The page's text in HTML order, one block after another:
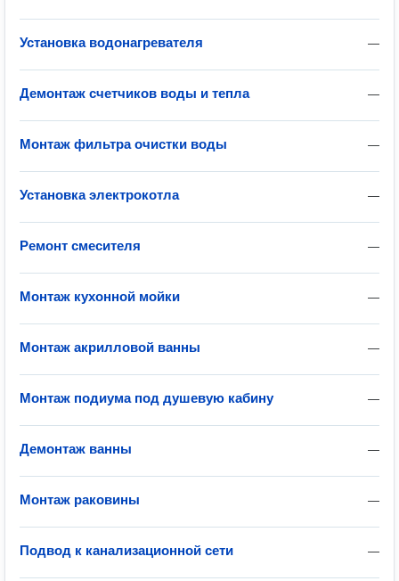
—
Установка водонагревателя
—
Демонтаж счетчиков воды и тепла
—
Монтаж фильтра очистки воды
—
Установка электрокотла
—
Ремонт смесителя
—
Монтаж кухонной мойки
—
Монтаж акрилловой ванны
—
Монтаж подиума под душевую кабину
—
Демонтаж ванны
—
Монтаж раковины
—
Подвод к канализационной сети